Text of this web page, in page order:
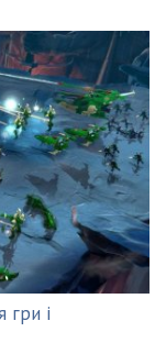
гри і